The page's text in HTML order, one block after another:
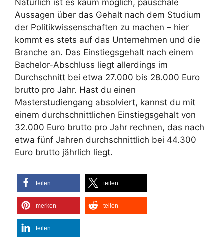
Natürlich ist es kaum möglich, pauschale
Aussagen über das Gehalt nach dem Studium
der Politikwissenschaften zu machen – hier
kommt es stets auf das Unternehmen und die
Branche an. Das Einstiegsgehalt nach einem
Bachelor-Abschluss liegt allerdings im
Durchschnitt bei etwa 27.000 bis 28.000 Euro
brutto pro Jahr. Hast du einen
Masterstudiengang absolviert, kannst du mit
einem durchschnittlichen Einstiegsgehalt von
32.000 Euro brutto pro Jahr rechnen, das nach
etwa fünf Jahren durchschnittlich bei 44.300
Euro brutto jährlich liegt.
teilen teilen
merken teilen
teilen